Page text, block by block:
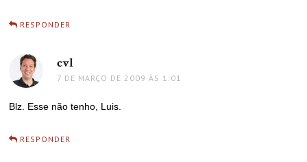
RESPONDER
cvl
7 DE MARÇO DE 2009 ÀS 1:01
Blz. Esse não tenho, Luis.
RESPONDER